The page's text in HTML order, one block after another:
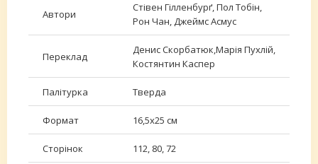
Автори
Стівен Гілленбурґ, Пол Тобін,
Рон Чан, Джеймс Асмус
Переклад
Денис Скорбатюк,Марія Пухлій,
Костянтин Каспер
Палітурка Тверда
Формат 16,5х25 см
Сторінок 112, 80, 72